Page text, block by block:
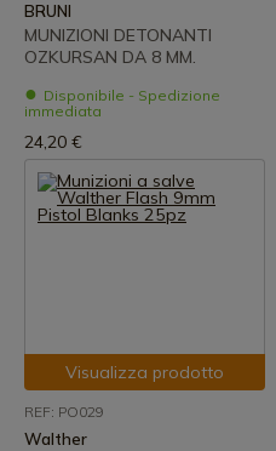
BRUNI
MUNIZIONI DETONANTI
OZKURSAN DA 8 MM.
Disponibile - Spedizione
immediata
24,20 €
Visualizza prodotto
REF: PO029
Walther